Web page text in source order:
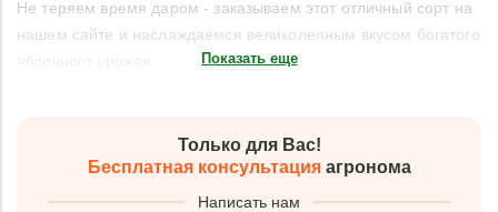
Не теряем время даром - заказываем этот отличный сорт на
нашем сайте и наслаждаемся великолепным вкусом богатого
Показать еще
Только для Вас!
Бесплатная консультацияагронома
Написать нам